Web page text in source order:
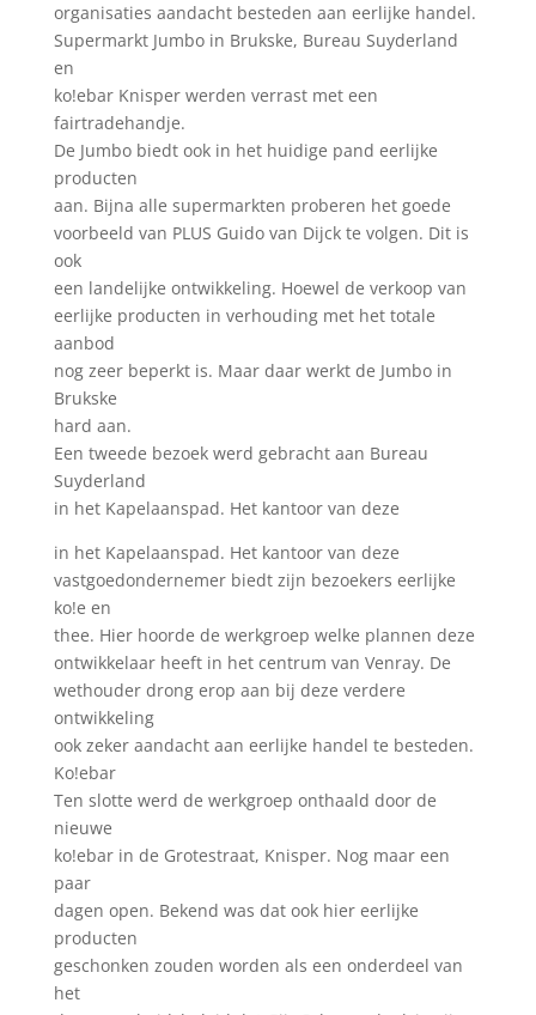
organisaties aandacht besteden aan eerlijke handel.
Supermarkt Jumbo in Brukske, Bureau Suyderland
en
ko!ebar Knisper werden verrast met een
fairtradehandje.
De Jumbo biedt ook in het huidige pand eerlijke
producten
aan. Bijna alle supermarkten proberen het goede
voorbeeld van PLUS Guido van Dijck te volgen. Dit is
ook
een landelijke ontwikkeling. Hoewel de verkoop van
eerlijke producten in verhouding met het totale
aanbod
nog zeer beperkt is. Maar daar werkt de Jumbo in
Brukske
hard aan.
Een tweede bezoek werd gebracht aan Bureau
Suyderland
in het Kapelaanspad. Het kantoor van deze
in het Kapelaanspad. Het kantoor van deze
vastgoedondernemer biedt zijn bezoekers eerlijke
ko!e en
thee. Hier hoorde de werkgroep welke plannen deze
ontwikkelaar heeft in het centrum van Venray. De
wethouder drong erop aan bij deze verdere
ontwikkeling
ook zeker aandacht aan eerlijke handel te besteden.
Ko!ebar
Ten slotte werd de werkgroep onthaald door de
nieuwe
ko!ebar in de Grotestraat, Knisper. Nog maar een
paar
dagen open. Bekend was dat ook hier eerlijke
producten
geschonken zouden worden als een onderdeel van
het